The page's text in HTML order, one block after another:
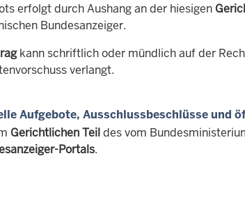
erfolgt durch Aushang an der hiesigen
Bundesanzeiger.
kann schriftlich oder mündlich auf der
verlangt.
Aufgebote, Ausschlussbeschlüsse und
Gerichtlichen Teildes vom
Portals.